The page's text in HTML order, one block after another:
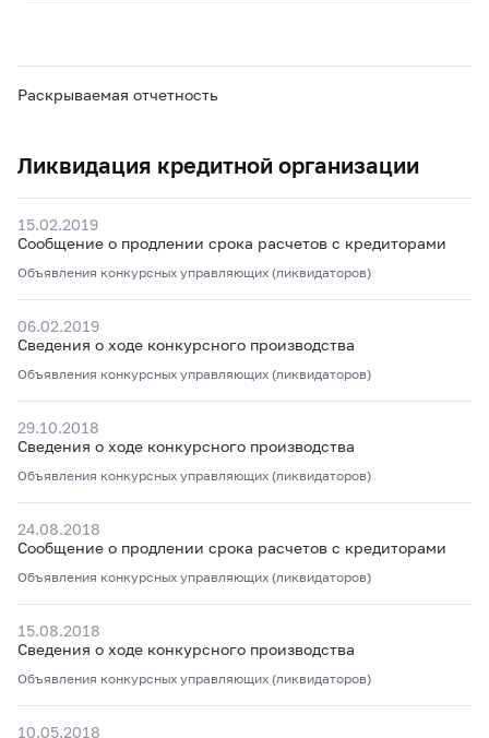
Раскрываемая отчетность
Ликвидация кредитной организации
15.02.2019
Сообщение о продлении срока расчетов с кредиторами
Объявления конкурсных управляющих (ликвидаторов)
06.02.2019
Сведения о ходе конкурсного производства
Объявления конкурсных управляющих (ликвидаторов)
29.10.2018
Сведения о ходе конкурсного производства
Объявления конкурсных управляющих (ликвидаторов)
24.08.2018
Сообщение о продлении срока расчетов с кредиторами
Объявления конкурсных управляющих (ликвидаторов)
15.08.2018
Сведения о ходе конкурсного производства
Объявления конкурсных управляющих (ликвидаторов)
10.05.2018